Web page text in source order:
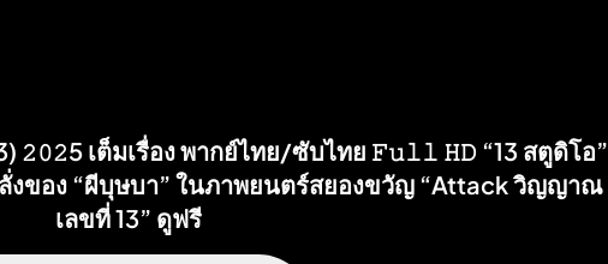
𝟸𝟶𝟸5 เต็มเรื่อง พากย์ไทย/ซับไทย 𝙵𝚞𝚕𝚕 𝙷𝙳 “13 สตูดิโอ”
งของ “ผีบุษบา” ในภาพยนตร์สยองขวัญ “Attack วิญญาณ
เลขที่ 13” ดูฟรี